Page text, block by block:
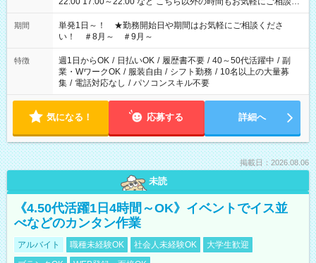
ださい！
期間
単発1日～！ ★勤務開始日や期間はお気軽にご相談くださ
い！ ＃8月～ ＃9月～
特徴 週1日からOK / 日払いOK / 履歴書不要 / 40～50代活躍中 / 副
業・WワークOK / 服装自由 / シフト勤務 / 10名以上の大量募
集 / 電話対応なし / パソコンスキル不要
気になる！ 応募する 詳細へ
掲載日：2026.08.06
未読
《4.50代活躍1日4時間～OK》イベントでイス並
べなどのカンタン作業
アルバイト 職種未経験OK 社会人未経験OK
大学生歓迎